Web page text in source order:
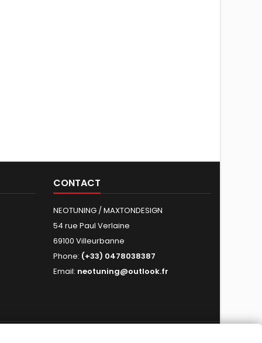
CONTACT
NEOTUNING / MAXTONDESIGN
54 rue Paul Verlaine
69100 Villeurbanne
Phone: (+33) 0478038387
Email: neotuning@outlook.fr